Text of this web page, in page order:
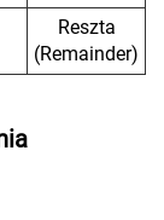
Reszta
(Remainder)